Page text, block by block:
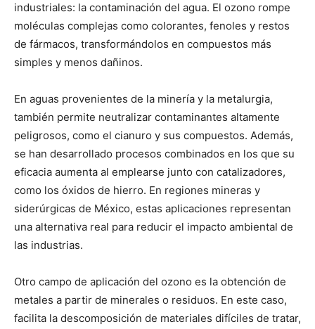
industriales: la contaminación del agua. El ozono rompe
moléculas complejas como colorantes, fenoles y restos
de fármacos, transformándolos en compuestos más
simples y menos dañinos.
En aguas provenientes de la minería y la metalurgia,
también permite neutralizar contaminantes altamente
peligrosos, como el cianuro y sus compuestos. Además,
se han desarrollado procesos combinados en los que su
eficacia aumenta al emplearse junto con catalizadores,
como los óxidos de hierro. En regiones mineras y
siderúrgicas de México, estas aplicaciones representan
una alternativa real para reducir el impacto ambiental de
las industrias.
Otro campo de aplicación del ozono es la obtención de
metales a partir de minerales o residuos. En este caso,
facilita la descomposición de materiales difíciles de tratar,